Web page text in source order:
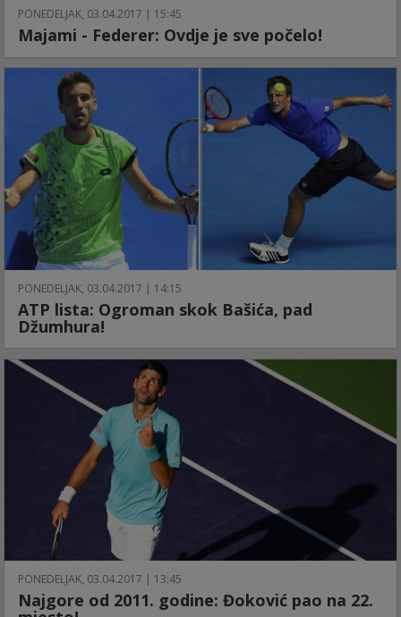
PONEDELJAK, 03.04.2017 | 15:45
Majami - Federer: Ovdje je sve počelo!
PONEDELJAK, 03.04.2017 | 14:15
ATP lista: Ogroman skok Bašića, pad
Džumhura!
PONEDELJAK, 03.04.2017 | 13:45
Najgore od 2011. godine: Đoković pao na 22.